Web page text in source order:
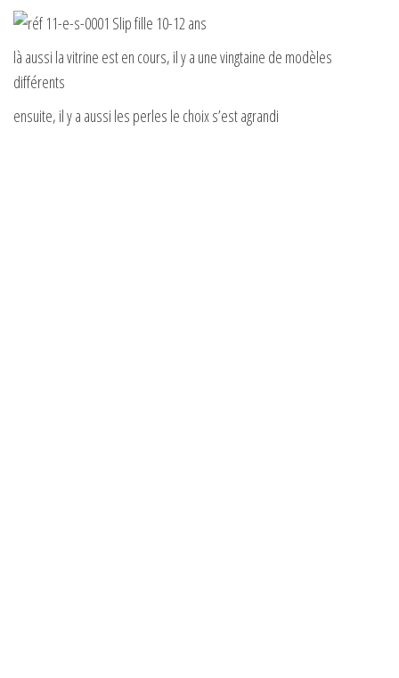
là aussi la vitrine est en cours, il y a une vingtaine de modèles
différents
ensuite, il y a aussi les perles le choix s’est agrandi